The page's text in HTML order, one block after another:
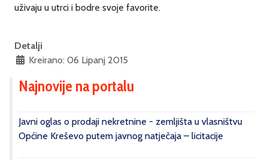
uživaju u utrci i bodre svoje favorite.
Detalji
Kreirano: 06 Lipanj 2015
Najnovije na portalu
Javni oglas o prodaji nekretnine - zemljišta u vlasništvu
Općine Kreševo putem javnog natječaja – licitacije